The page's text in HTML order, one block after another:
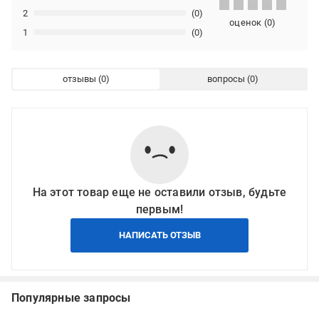
1 (0)
2 (0)
оценок (0)
отзывы вопросы
На этот товар еще не оставили отзыв, будьте
первым!
НАПИСАТЬ ОТЗЫВ
Популярные запросы